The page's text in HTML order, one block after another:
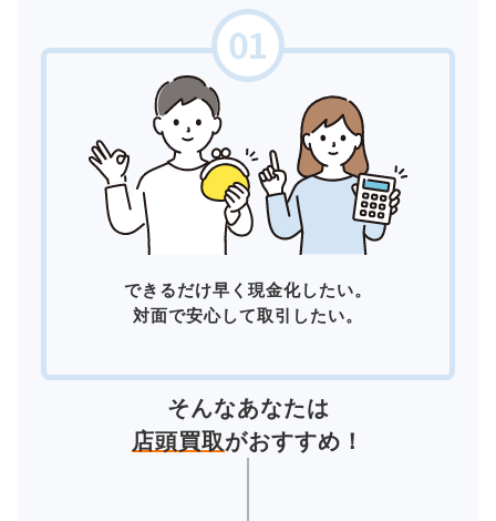
できるだけ早く現金化したい。
対面で安心して取引したい。
そんなあなたは
店頭買取がおすすめ！